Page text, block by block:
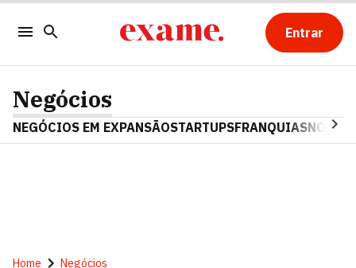
Entrar
Negócios
NEGÓCIOS EM EXPANSÃOSTARTUPSFRANQUIAS
Home Negócios